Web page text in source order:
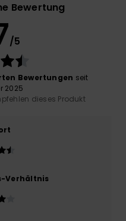
Bewertung
/5
Bewertungen seit
2025
dieses Produkt
Verhältnis